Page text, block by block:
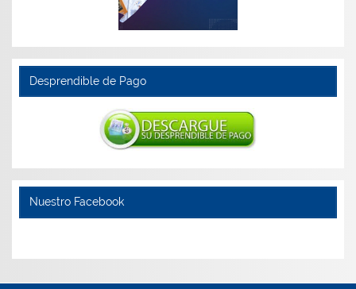
Desprendible de Pago
Nuestro Facebook